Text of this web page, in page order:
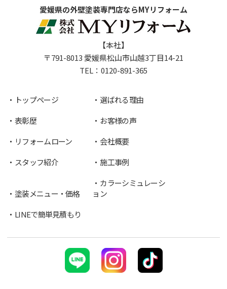
愛媛県の外壁塗装専門店ならMYリフォーム
【本社】
〒791-8013 愛媛県松山市山越3丁目14-21
TEL： 0120-891-365
トップページ
選ばれる理由
表彰歴
お客様の声
リフォームローン
会社概要
スタッフ紹介
施工事例
塗装メニュー・価格
カラーシミュレーシ
ョン
LINEで簡単見積もり